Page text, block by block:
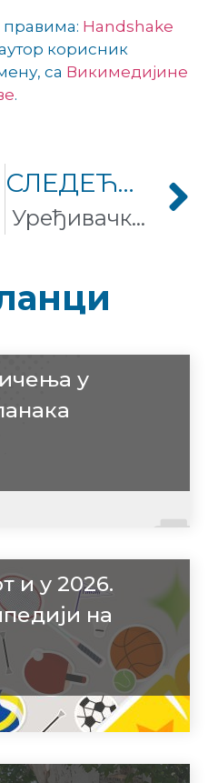
Handshake
корисник
са Викимедијине
.
СЛЕДЕЋИ ЧЛАНАК
Уређивачки маратон поводом Међународног дана музеја
у
и у 2026.
на